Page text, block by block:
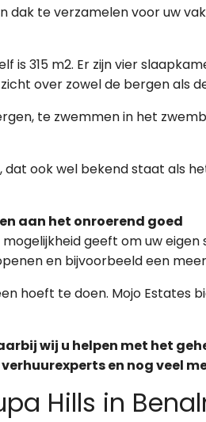
dak te verzamelen voor uw
is 315 m2. Er zijn vier
over zowel de bergen als
te zwemmen in het
dat ook wel bekend staat als
aan het onroerend goed
mogelijkheid geeft om uw
en bijvoorbeeld een
hoeft te doen. Mojo
wij u helpen met het
verhuurexperts en nog veel
Hills in